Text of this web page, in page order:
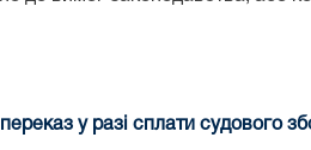
у разі сплати судового